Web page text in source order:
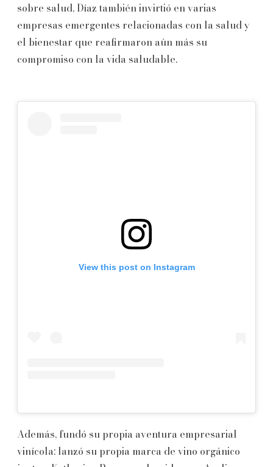
sobre salud, Díaz también invirtió en varias
empresas emergentes relacionadas con la salud y
el bienestar que reafirmaron aún más su
compromiso con la vida saludable.
View this post on Instagram
Además, fundó su propia aventura empresarial
vinícola: lanzó su propia marca de vino orgánico